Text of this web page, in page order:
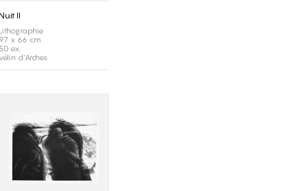
Nuit II
Lithographie
97 x 66 cm
50 ex.
vélin d'Arches